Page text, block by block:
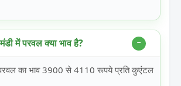
में परवल क्या भाव है?
का भाव 3900 से 4110 रूपये प्रति कुएंटल